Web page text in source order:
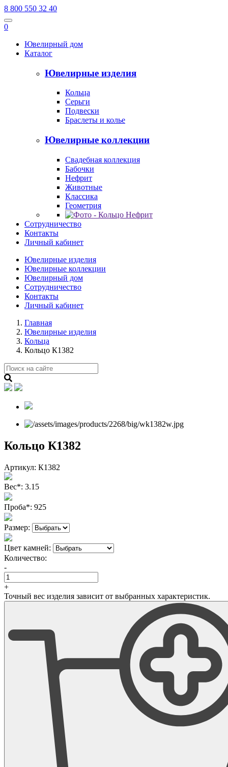
8 800 550 32 40
0
Ювелирный дом
Каталог
Ювелирные изделия
Кольца
Серьги
Подвески
Браслеты и колье
Ювелирные коллекции
Свадебная коллекция
Бабочки
Нефрит
Животные
Классика
Геометрия
Сотрудничество
Контакты
Личный кабинет
Ювелирные изделия
Ювелирные коллекции
Ювелирный дом
Сотрудничество
Контакты
Личный кабинет
Главная
Ювелирные изделия
Кольца
Кольцо К1382
Кольцо К1382
Артикул: К1382
Вес*: 3.15
Проба*: 925
Размер:
Цвет камней:
Количество:
-
+
Точный вес изделия зависит от выбранных характеристик.